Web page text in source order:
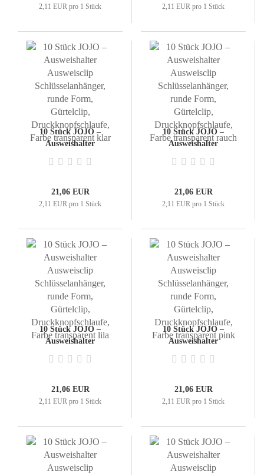
Farbe transparent grün
2,11 EUR pro 1 Stück
Farbe transparent gelb
2,11 EUR pro 1 Stück
10 Stück JOJO –
Ausweishalter
Schlüsselanhänger,
Druckknopfschlaufe,
Farbe transparent klar
21,06 EUR
2,11 EUR pro 1 Stück
10 Stück JOJO –
Ausweishalter
Schlüsselanhänger,
Druckknopfschlaufe,
Farbe transparent
21,06 EUR
2,11 EUR pro 1 Stück
10 Stück JOJO –
Ausweishalter
Schlüsselanhänger,
Druckknopfschlaufe,
Farbe transparent lila
21,06 EUR
2,11 EUR pro 1 Stück
10 Stück JOJO –
Ausweishalter
Schlüsselanhänger,
Druckknopfschlaufe,
Farbe transparent pink
21,06 EUR
2,11 EUR pro 1 Stück